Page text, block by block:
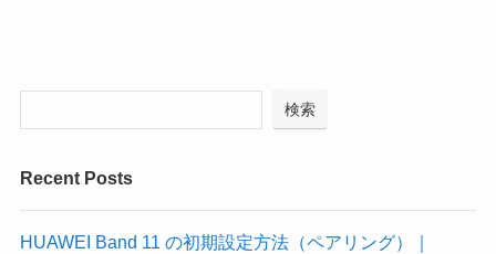
検索
Recent Posts
HUAWEI Band 11 の初期設定方法（ペアリング）｜